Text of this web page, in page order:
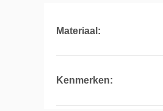
Materiaal:
Kenmerken: